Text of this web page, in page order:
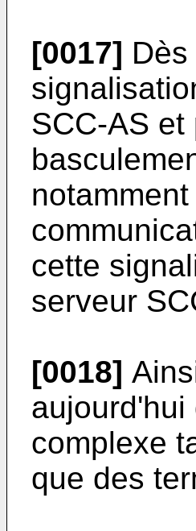
[0017]
SCC-AS
cette
serveur
[0018]
complexe
que des